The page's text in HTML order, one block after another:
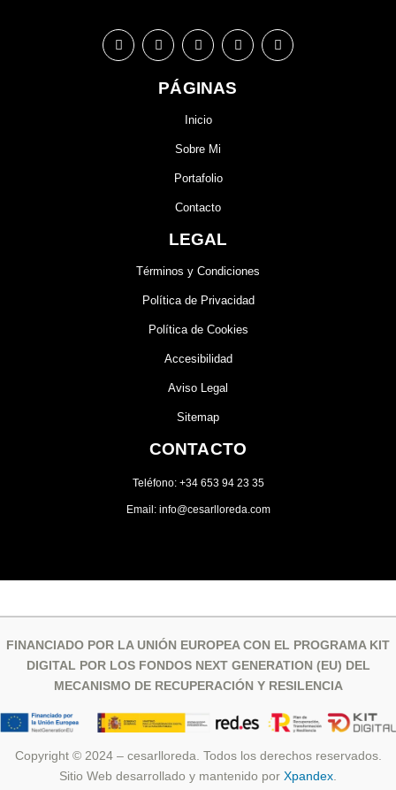
PÁGINAS
Inicio
Sobre Mi
Portafolio
Contacto
LEGAL
Términos y Condiciones
Política de Privacidad
Política de Cookies
Accesibilidad
Aviso Legal
Sitemap
CONTACTO
Teléfono: +34 653 94 23 35
Email: info@cesarlloreda.com
FINANCIADO POR LA UNIÓN EUROPEA CON EL PROGRAMA KIT
DIGITAL POR LOS FONDOS NEXT GENERATION (EU) DEL
MECANISMO DE RECUPERACIÓN Y RESILENCIA
Copyright © 2024 – cesarlloreda. Todos los derechos reservados.
Sitio Web desarrollado y mantenido por Xpandex